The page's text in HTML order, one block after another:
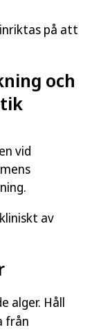
på att
och
vid
av
alger. Håll
från